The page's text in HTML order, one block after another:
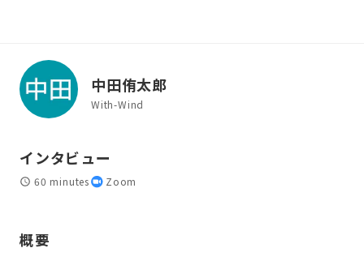
中田侑太郎
With-Wind
インタビュー
60 minutes Zoom
概要